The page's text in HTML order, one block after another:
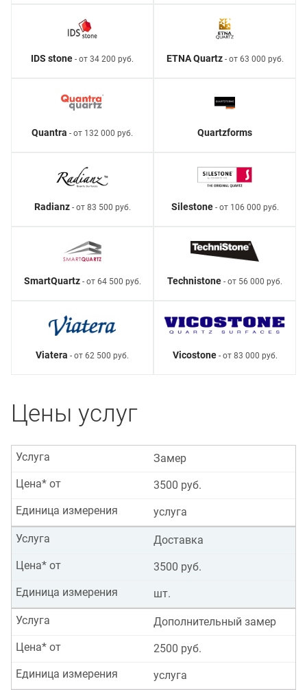
IDS stone - от 34 200 руб. ETNA Quartz- от 63 000 руб.
Quantra - от 132 000 руб. Quartzforms
Radianz- от 83 500 руб. Silestone- от 106 000 руб.
SmartQuartz- от 64 500 руб. Technistone - от 56 000 руб.
Viatera - от 62 500 руб. Vicostone- от 83 000 руб.
Цены услуг
Замер
Услуга
3500 руб.
Цена* от
услуга
Единица измерения
Доставка
Услуга
3500 руб.
Цена* от
шт.
Единица измерения
Дополнительный замер
Услуга
2500 руб.
Цена* от
услуга
Единица измерения